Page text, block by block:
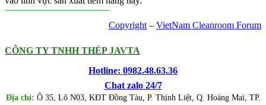
Copyright – VietNam Cleanroom Forum
CÔNG TY TNHH THÉP JAVTA
Hotline: 0982.48.63.36
Chat zalo 24/7
Địa chỉ: Ô 35, Lô N03, KĐT Đồng Tàu, P. Thịnh Liệt, Q. Hoàng Mai, TP.